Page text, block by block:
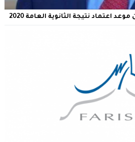
اعتماد نتيجة الثانوية العامة 2020